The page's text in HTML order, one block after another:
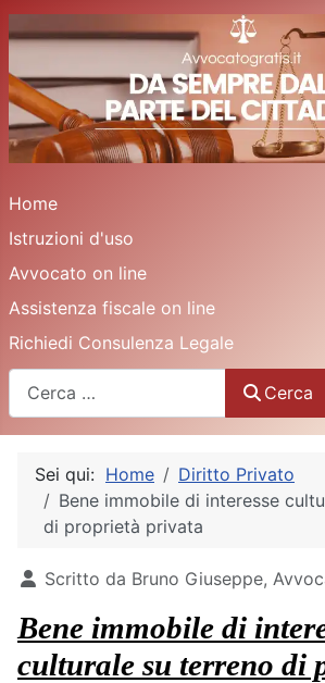
Home
Istruzioni d'uso
Avvocato on line
Assistenza fiscale on line
Richiedi Consulenza Legale
Cerca
Sei qui: Home
Diritto Privato
Bene immobile di interesse
di proprietà privata
Dettagli
Scritto da Bruno Giuseppe,
Bene immobile di
culturale su terreno di